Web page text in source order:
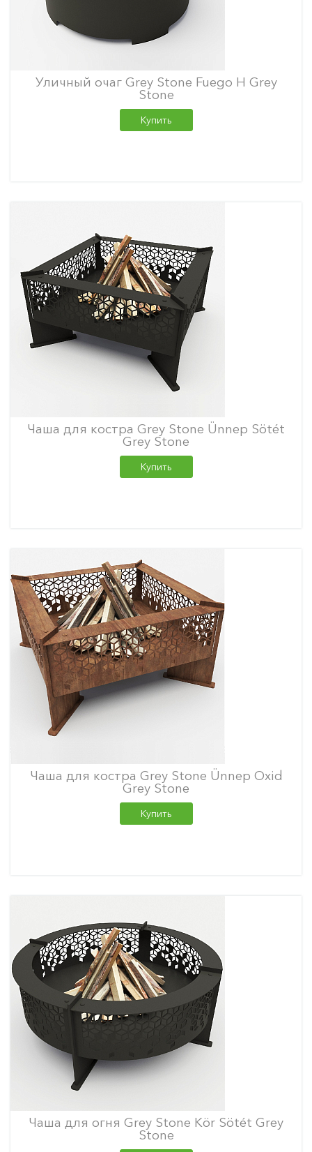
Уличный очаг Grey Stone Fuego H Grey
Stone
Купить
Чаша для костра Grey Stone Ünnep Sötét
Grey Stone
Купить
Чаша для костра Grey Stone Ünnep Oxid
Grey Stone
Купить
Чаша для огня Grey Stone Kör Sötét Grey
Stone